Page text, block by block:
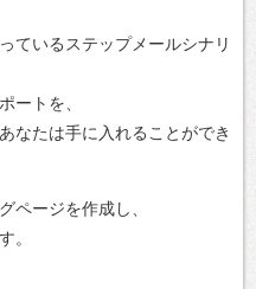
ているステップメールシナリ
ートを、
なたは手に入れることができ
ページを作成し、
。